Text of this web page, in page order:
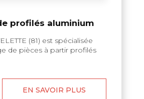
profilés aluminium
(81) est spécialisée
de pièces à partir profilés
EN SAVOIR PLUS